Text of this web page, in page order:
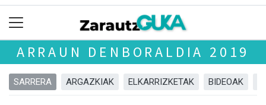
ARRAUN DENBORALDIA 2019
SARRERA ARGAZKIAK ELKARRIZKETAK BIDEOAK